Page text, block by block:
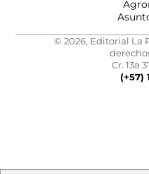
© 2026, Editorial La
Cr. 13a
(+57)